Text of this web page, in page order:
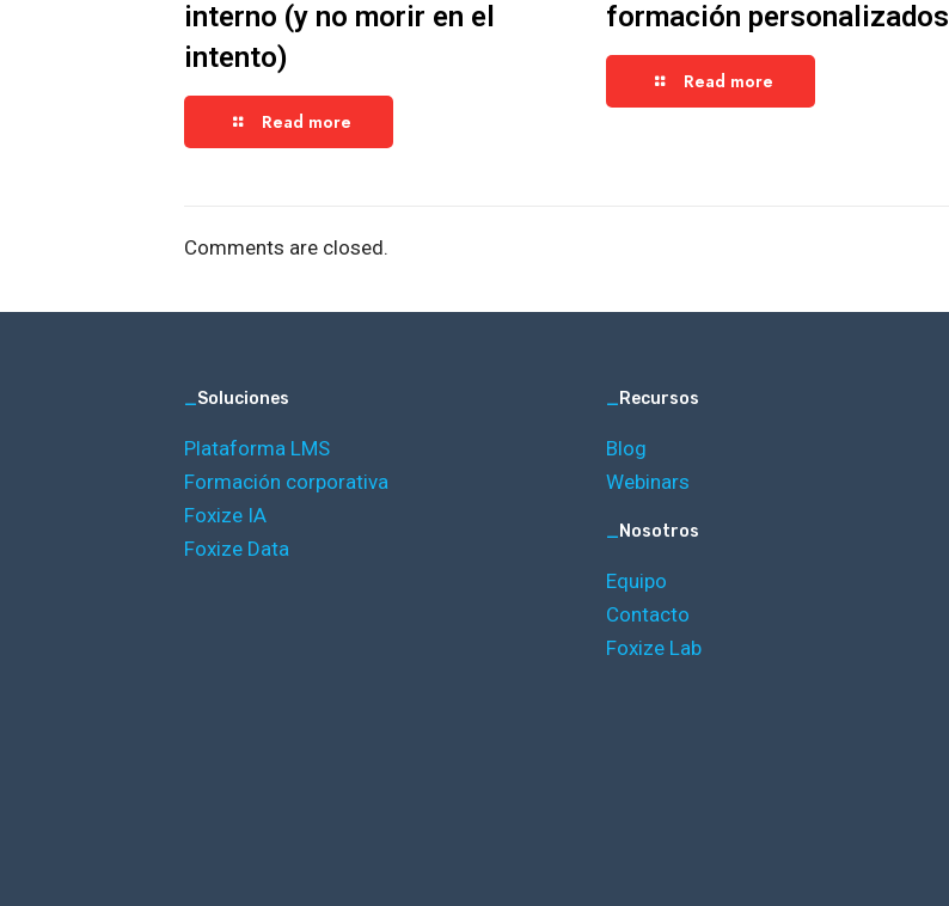
interno (y no morir en el
intento)
Read more
formación personalizados
Read more
Comments are closed.
_Soluciones
Plataforma LMS
Formación corporativa
Foxize IA
Foxize Data
_Recursos
Blog
Webinars
_Nosotros
Equipo
Contacto
Foxize Lab